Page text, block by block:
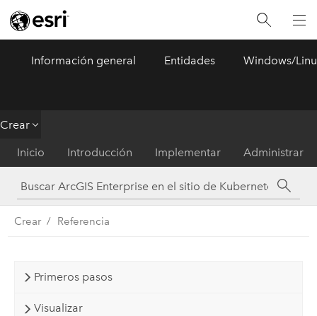
Información general Entidades Windows/
Crear
Inicio Introducción Implementar Administrar
Crear Referencia
Primeros pasos
Visualizar